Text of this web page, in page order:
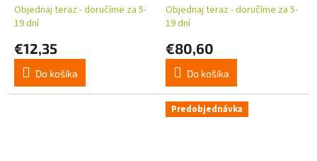
Objednaj teraz - doručíme za 5-
19 dní
€12,35
Do košíka
Objednaj teraz - doručíme za 5-
19 dní
€80,60
Do košíka
Predobjednávka